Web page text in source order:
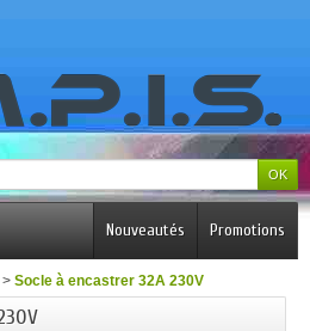
Promotions
Nouveautés
> Socle à encastrer 32A 230V